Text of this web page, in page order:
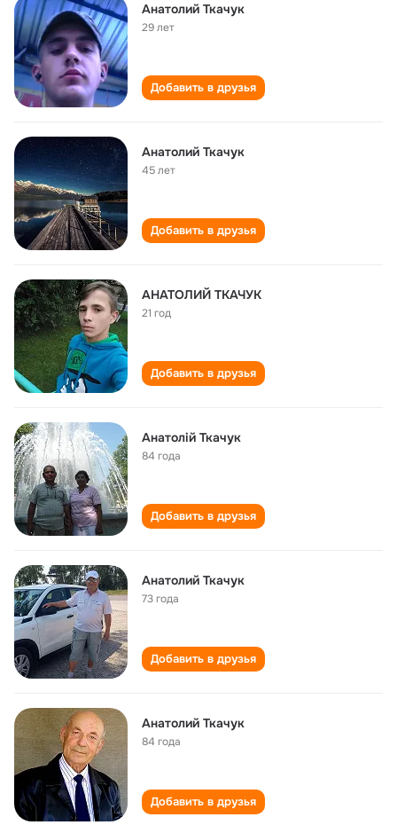
Анатолий Ткачук
29 лет
Добавить в друзья
Анатолий Ткачук
45 лет
Добавить в друзья
АНАТОЛИЙ ТКАЧУК
21 год
Добавить в друзья
Анатолій Ткачук
84 года
Добавить в друзья
Анатолий Ткачук
73 года
Добавить в друзья
Анатолий Ткачук
84 года
Добавить в друзья